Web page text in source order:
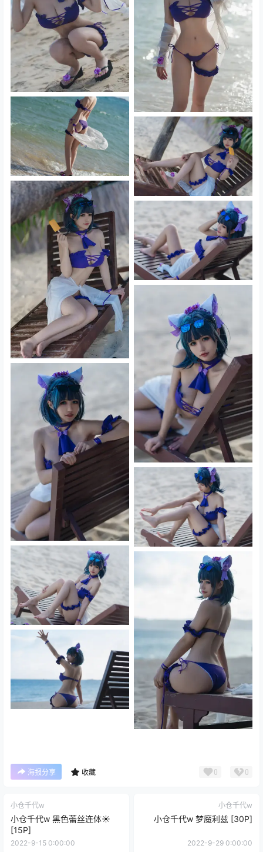
海报分享 收藏 0 0
小仓千代w
小仓千代w 黑色蕾丝连体☀️
[15P]
2022-9-15 0:00:00
小仓千代w
小仓千代w 梦魔利兹 [30P]
2022-9-29 0:00:00